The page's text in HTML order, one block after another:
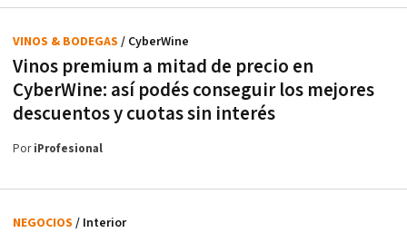
Vinos premium a mitad de precio en
CyberWine: así podés conseguir los mejores
descuentos y cuotas sin interés
VINOS & BODEGAS / CyberWine
PoriProfesional
NEGOCIOS / Interior